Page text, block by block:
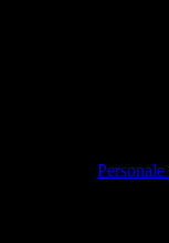
Personale